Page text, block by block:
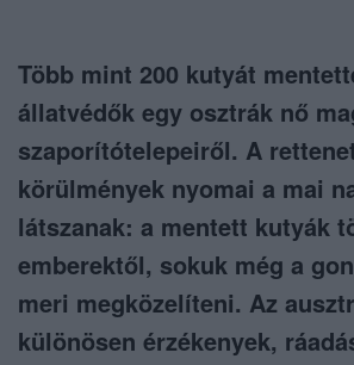
Több mint 200 kutyát
állatvédők egy osztrák nő
szaporítótelepeiről. A
körülmények nyomai a mai
látszanak: a mentett kutyák
emberektől, sokuk még a
meri megközelíteni. Az
különösen érzékenyek,